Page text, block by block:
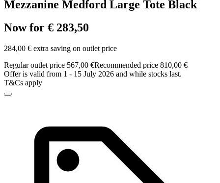
Mezzanine Medford Large Tote Black
Now for € 283,50
284,00 € extra saving on outlet price
Regular outlet price 567,00 €Recommended price 810,00 €
Offer is valid from 1 - 15 July 2026 and while stocks last.
T&Cs apply